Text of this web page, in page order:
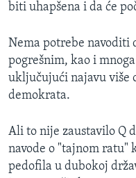
biti uhapšena i da će
Nema potrebe navoditi
pogrešnim, kao i
uključujući najavu više
demokrata.
Ali to nije zaustavilo Q
navode o "tajnom ratu"
pedofila u dubokoj